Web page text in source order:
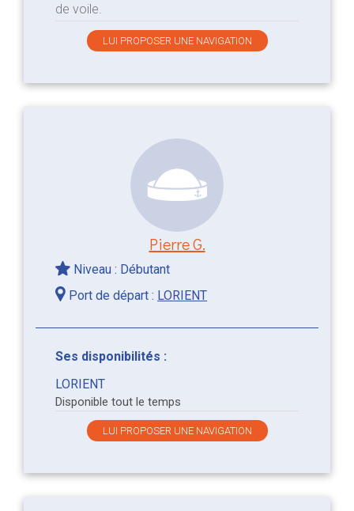
de voile.
LUI PROPOSER UNE NAVIGATION
Pierre G.
Niveau : Débutant
Port de départ : LORIENT
Ses disponibilités :
LORIENT
Disponible tout le temps
LUI PROPOSER UNE NAVIGATION